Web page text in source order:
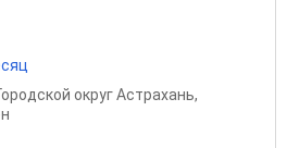
округ Астрахань,